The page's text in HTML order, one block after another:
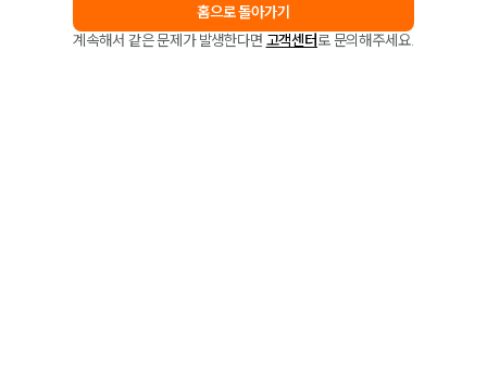
홈으로 돌아가기
계속해서 같은 문제가 발생한다면 고객센터로 문의해주세요.